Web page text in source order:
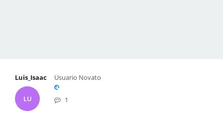
Luis_Isaac
LU
Usuario Novato
1